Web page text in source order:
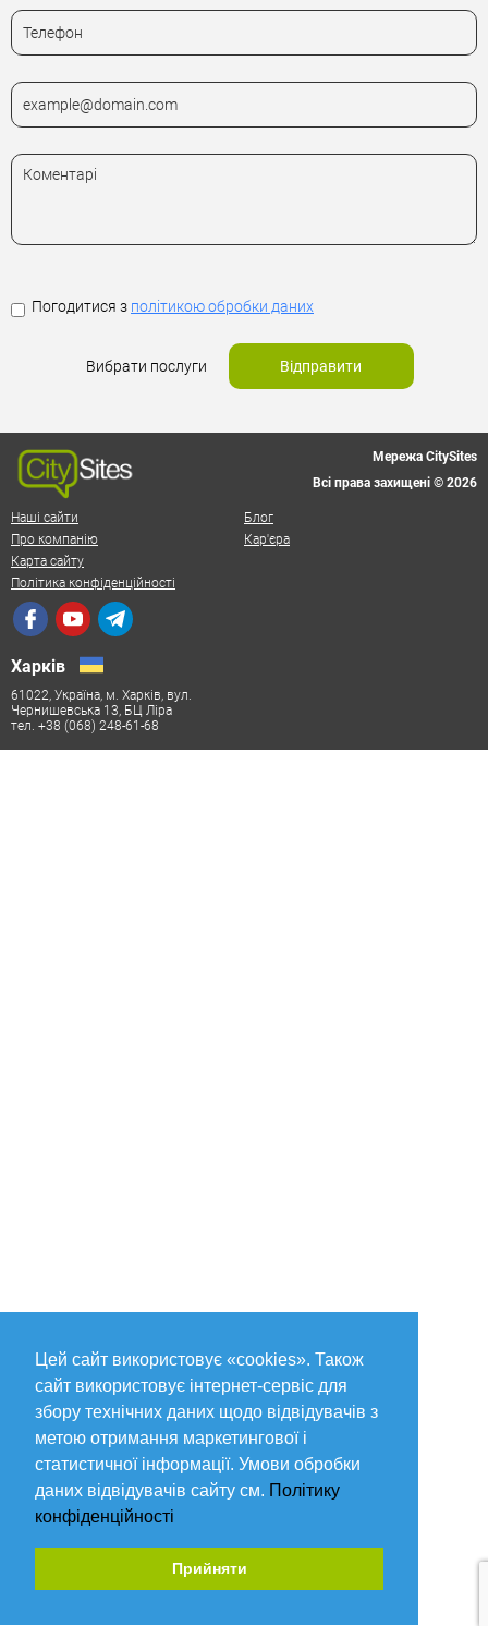
Цей сайт використовує «cookies». Також
сайт використовує інтернет-сервіс для
збору технічних даних щодо відвідувачів з
метою отримання маркетингової і
статистичної інформації. Умови обробки
даних відвідувачів сайту см. Політику
конфіденційності
Прийняти
Погодитися з політикою обробки даних
Вибрати послуги Відправити
Мережа CitySites
Всі права захищені © 2026
Наші сайти
Блог
Про компанію
Кар'єра
Карта сайту
Політика конфіденційності
Харків
61022, Україна, м. Харків, вул.
Чернишевська 13, БЦ Ліра
тел. +38 (068) 248-61-68